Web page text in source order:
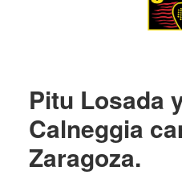
Pitu Losada
Calneggia
Zaragoza.